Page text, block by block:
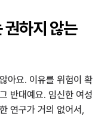
권하지 않는
아요. 이유를 위험이 확
반대예요. 임신한 여성
연구가 거의 없어서,